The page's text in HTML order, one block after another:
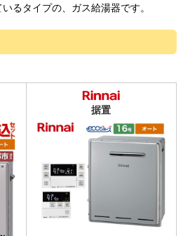
るタイプの、ガス給湯器です。
据置